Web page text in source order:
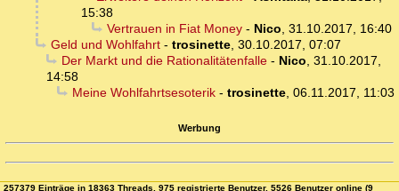
15:38
Vertrauen in Fiat Money- Nico, 31.10.2017, 16:40
Geld und Wohlfahrt- trosinette, 30.10.2017, 07:07
Der Markt und die Rationalitätenfalle- Nico, 31.10.2017,
14:58
Meine Wohlfahrtsesoterik- trosinette, 06.11.2017, 11:03
Werbung
257379 Einträge in 18363 Threads, 975 registrierte Benutzer, 5526 Benutzer online (9